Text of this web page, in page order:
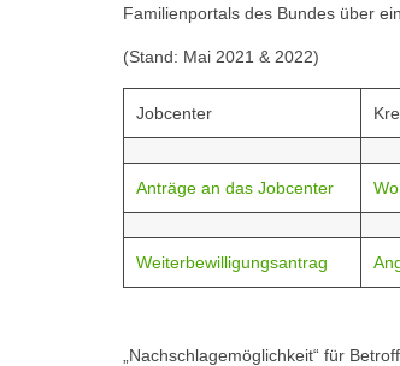
Familienportals des Bundes über
(Stand: Mai 2021 & 2022)
Jobcenter
Anträge an das Jobcenter
Weiterbewilligungsantrag
„Nachschlagemöglichkeit“ für